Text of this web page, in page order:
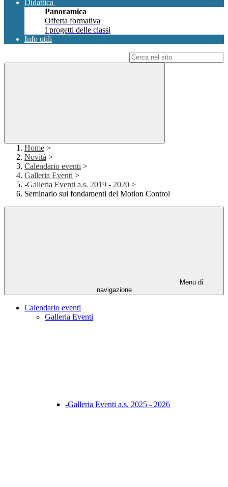
Didattica
Panoramica
Offerta formativa
I progetti delle classi
Info utili
Home >
Novità >
Calendario eventi >
Galleria Eventi >
-Galleria Eventi a.s. 2019 - 2020 >
Seminario sui fondamenti del Motion Control
Menu di
navigazione
Calendario eventi
Galleria Eventi
-Galleria Eventi a.s. 2025 - 2026